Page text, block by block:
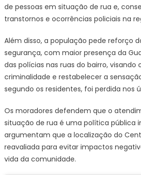
de pessoas em situação de rua e,
transtornos e ocorrências policiais na
Além disso, a população pede reforço
segurança, com maior presença da
das polícias nas ruas do bairro, visando
criminalidade e restabelecer a
segundo os residentes, foi perdida nos
Os moradores defendem que o
situação de rua é uma política pública
argumentam que a localização do
reavaliada para evitar impactos
vida da comunidade.